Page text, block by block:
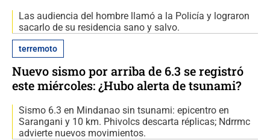
Las audiencia del hombre llamó a la Policía y lograron
sacarlo de su residencia sano y salvo.
terremoto
Nuevo sismo por arriba de 6.3 se registró
este miércoles: ¿Hubo alerta de tsunami?
Sismo 6.3 en Mindanao sin tsunami: epicentro en
Sarangani y 10 km. Phivolcs descarta réplicas; Ndrrmc
advierte nuevos movimientos.